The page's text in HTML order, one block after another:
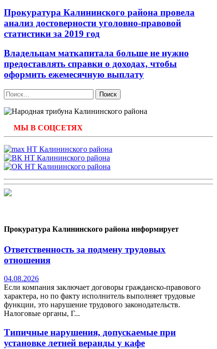
Прокуратура Калининского района провела
анализ достоверности уголовно-правовой
статистики за 2019 год
Владельцам маткапитала больше не нужно
предоставлять справки о доходах, чтобы
оформить ежемесячную выплату
Найти:
МЫ В СОЦСЕТЯХ
Прокуратура Калининского района информирует
Ответственность за подмену трудовых
отношения
04.08.2026
Если компания заключает договоры гражданско-правового
характера, но по факту исполнитель выполняет трудовые
функции, это нарушение трудового законодательств.
Налоговые органы, Г...
Типичные нарушения, допускаемые при
установке летней веранды у кафе